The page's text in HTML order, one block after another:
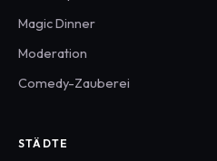
Magic Dinner
Moderation
Comedy-Zauberei
STÄDTE